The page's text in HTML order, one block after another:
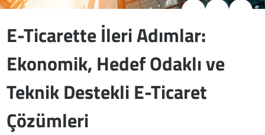
E-Ticarette İleri Adımlar:
Ekonomik, Hedef Odaklı ve
Teknik Destekli E-Ticaret
Çözümleri